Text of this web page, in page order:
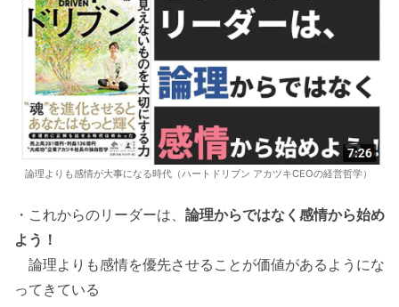
論理よりも感情が大事になる時代（ハートドリブン アカツキCEOの経営哲学）
・これからのリーダーは、 論理からではなく感情から始め
よう！
論理よりも感情を優先させることが価値があるようにな
ってきている